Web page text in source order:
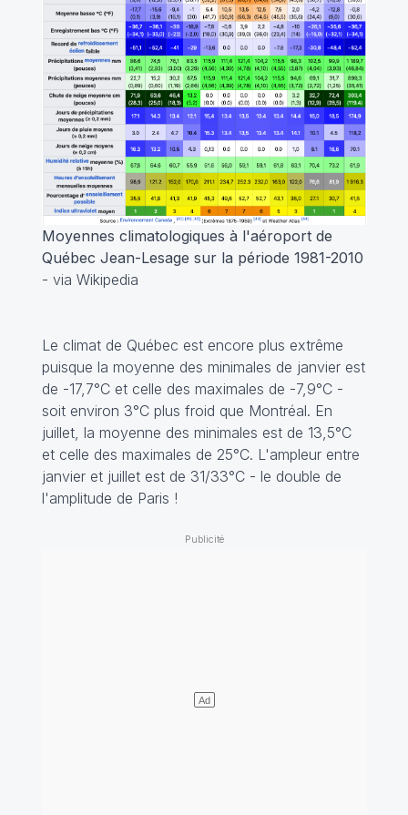
Moyennes climatologiques à l'aéroport de
Québec Jean-Lesage sur la période 1981-2010
- via Wikipedia
Le climat de Québec est encore plus extrême
puisque la moyenne des minimales de janvier est
de -17,7°C et celle des maximales de -7,9°C -
soit environ 3°C plus froid que Montréal. En
juillet, la moyenne des minimales est de 13,5°C
et celle des maximales de 25°C. L'ampleur entre
janvier et juillet est de 31/33°C - le double de
l'amplitude de Paris !